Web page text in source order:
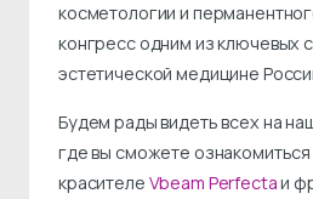
косметологии и
конгресс одним из ключевых
эстетической медицине
Будем рады видеть всех на
где вы сможете
красителе Vbeam Perfectaи